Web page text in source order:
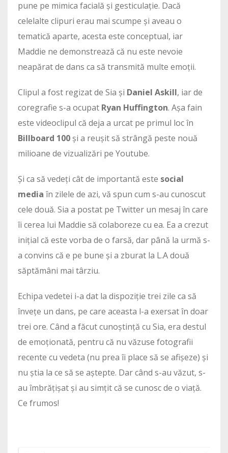
pune pe mimica facială și gesticulație. Dacă
celelalte clipuri erau mai scumpe și aveau o
tematică aparte, acesta este conceptual, iar
Maddie ne demonstrează că nu este nevoie
neapărat de dans ca să transmită multe emoții.
Clipul a fost regizat de Sia și Daniel Askill, iar de
coregrafie s-a ocupat Ryan Huffington. Așa fain
este videoclipul că deja a urcat pe primul loc în
Billboard 100 și a reușit să strângă peste nouă
milioane de vizualizări pe Youtube.
Și ca să vedeți cât de importantă este social
media în zilele de azi, vă spun cum s-au cunoscut
cele două. Sia a postat pe Twitter un mesaj în care
îi cerea lui Maddie să colaboreze cu ea. Ea a crezut
inițial că este vorba de o farsă, dar până la urmă s-
a convins că e pe bune și a zburat la L.A două
săptămâni mai târziu.
Echipa vedetei i-a dat la dispoziție trei zile ca să
învețe un dans, pe care aceasta l-a exersat în doar
trei ore. Când a făcut cunoștință cu Sia, era destul
de emoționată, pentru că nu văzuse fotografii
recente cu vedeta (nu prea îi place să se afișeze) și
nu știa la ce să se aștepte. Dar când s-au văzut, s-
au îmbrățișat și au simțit că se cunosc de o viață.
Ce frumos!